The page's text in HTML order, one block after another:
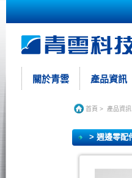
關於青雲 產品資訊
首頁 > 產品資訊
> 週邊零配